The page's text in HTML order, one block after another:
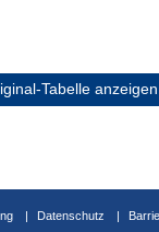
Tabelle anzeigen
Datenschutz